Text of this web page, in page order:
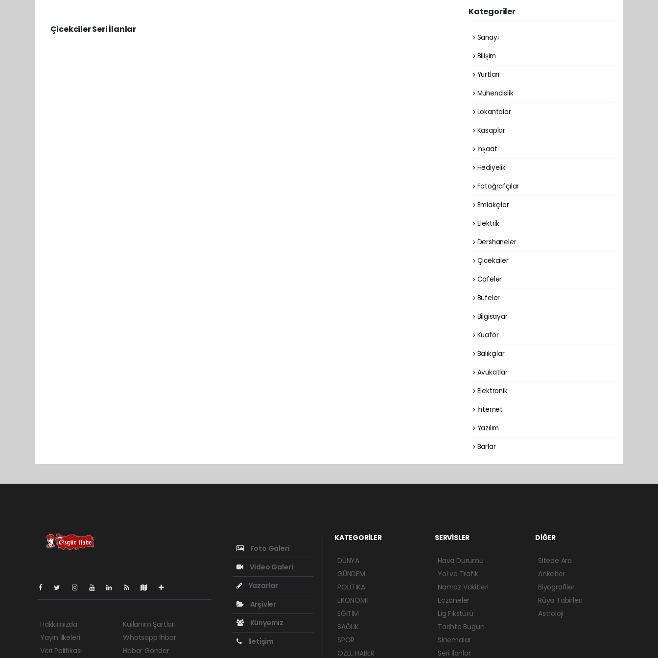
Çicekciler Seri İlanlar
Kategoriler
Sanayi
Bilişim
Yurtları
Mühendislik
Lokantalar
Kasaplar
İnşaat
Hediyelik
Fotoğrafçılar
Emlakçılar
Elektrik
Dershaneler
Çicekciler
Cafeler
Büfeler
Bilgisayar
Kuaför
Balıkçılar
Avukatlar
Elektronik
İnternet
Yazılım
Barlar
Hakkımızda
Yayın İlkeleri
Veri Politikası
Kullanım Şartları
Whatsapp İhbar
Haber Gönder
Foto Galeri
Video Galeri
Yazarlar
Arşivler
Künyemiz
İletişim
KATEGORİLER
DÜNYA
GÜNDEM
POLİTİKA
EKONOMİ
EĞİTİM
SAĞLIK
SPOR
ÖZEL HABER
SERVİSLER
Hava Durumu
Yol ve Trafik
Namaz Vakitleri
Eczaneler
Lig Fikstürü
Tarihte Bugün
Sinemalar
Seri İlanlar
DİĞER
Sitede Ara
Anketler
Biyografiler
Rüya Tabirleri
Astroloji